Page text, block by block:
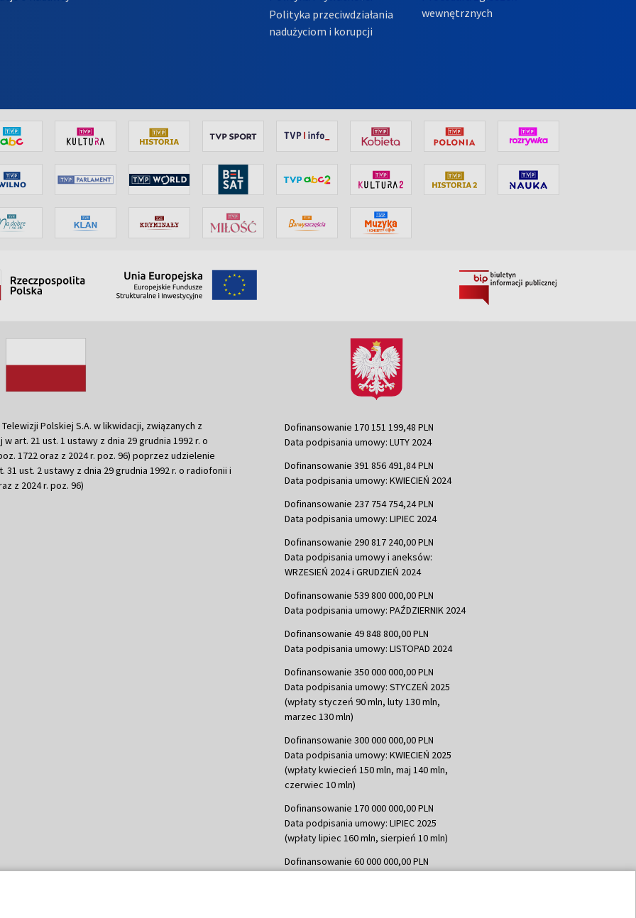
Polityka przeciwdziałania
nadużyciom i korupcji
wewnętrznych
Polskiej S.A. w likwidacji, związanych z
art. 21 ust. 1 ustawy z dnia 29 grudnia 1992 r. o
1722 oraz z 2024 r. poz. 96) poprzez udzielenie
ust. 2 ustawy z dnia 29 grudnia 1992 r. o radiofonii i
z 2024 r. poz. 96)
Dofinansowanie 170 151 199,48 PLN
Data podpisania umowy: LUTY 2024
Dofinansowanie 391 856 491,84 PLN
Data podpisania umowy: KWIECIEŃ 2024
Dofinansowanie 237 754 754,24 PLN
Data podpisania umowy: LIPIEC 2024
Dofinansowanie 290 817 240,00 PLN
Data podpisania umowy i aneksów:
WRZESIEŃ 2024 i GRUDZIEŃ 2024
Dofinansowanie 539 800 000,00 PLN
Data podpisania umowy: PAŹDZIERNIK 2024
Dofinansowanie 49 848 800,00 PLN
Data podpisania umowy: LISTOPAD 2024
Dofinansowanie 350 000 000,00 PLN
Data podpisania umowy: STYCZEŃ 2025
(wpłaty styczeń 90 mln, luty 130 mln,
marzec 130 mln)
Dofinansowanie 300 000 000,00 PLN
Data podpisania umowy: KWIECIEŃ 2025
(wpłaty kwiecień 150 mln, maj 140 mln,
czerwiec 10 mln)
Dofinansowanie 170 000 000,00 PLN
Data podpisania umowy: LIPIEC 2025
(wpłaty lipiec 160 mln, sierpień 10 mln)
Dofinansowanie 60 000 000,00 PLN